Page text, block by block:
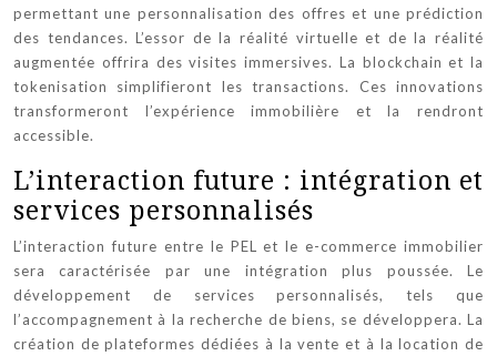
permettant une personnalisation des offres et une prédiction
des tendances. L’essor de la réalité virtuelle et de la réalité
augmentée offrira des visites immersives. La blockchain et la
tokenisation simplifieront les transactions. Ces innovations
transformeront l’expérience immobilière et la rendront
accessible.
L’interaction future : intégration et
services personnalisés
L’interaction future entre le PEL et le e-commerce immobilier
sera caractérisée par une intégration plus poussée. Le
développement de services personnalisés, tels que
l’accompagnement à la recherche de biens, se développera. La
création de plateformes dédiées à la vente et à la location de